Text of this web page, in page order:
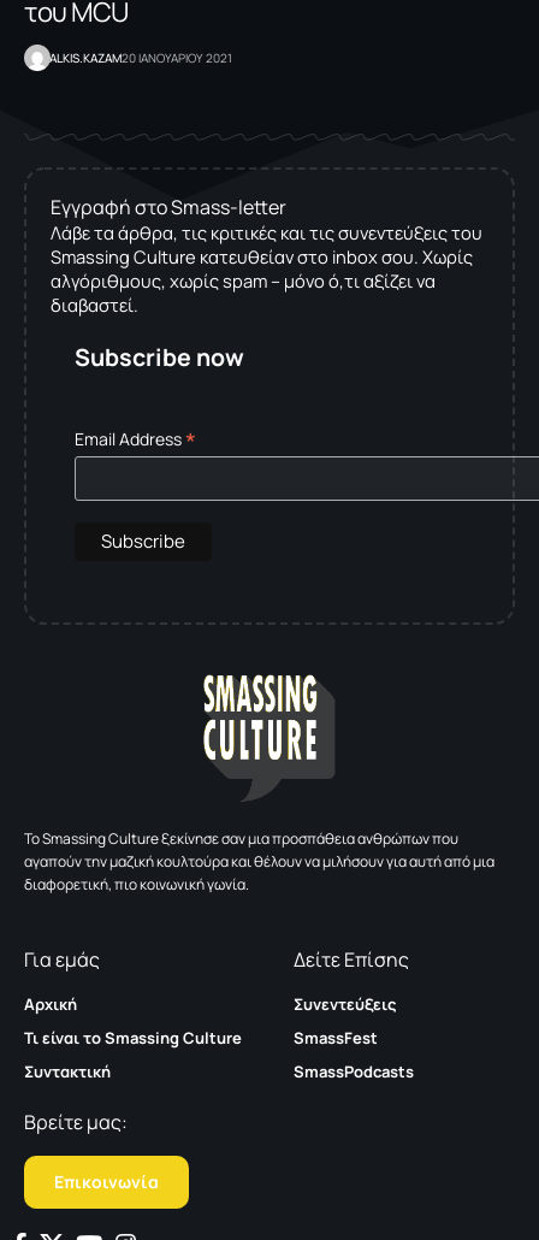
του MCU
ALKIS.KAZAM20 ΙΑΝΟΥΑΡΙΟΥ 2021
Εγγραφή στο Smass-letter
Λάβε τα άρθρα, τις κριτικές και τις συνεντεύξεις του
Smassing Culture κατευθείαν στο inbox σου. Χωρίς
αλγόριθμους, χωρίς spam – μόνο ό,τι αξίζει να
διαβαστεί.
Subscribe now
Email Address*
To Smassing Culture ξεκίνησε σαν μια προσπάθεια ανθρώπων που
αγαπούν την μαζική κουλτούρα και θέλουν να μιλήσουν για αυτή από μια
διαφορετική, πιο κοινωνική γωνία.
Για εμάς
Αρχική
Τι είναι το Smassing Culture
Συντακτική
Δείτε Επίσης
Συνεντεύξεις
SmassFest
SmassPodcasts
Βρείτε μας:
Επικοινωνία